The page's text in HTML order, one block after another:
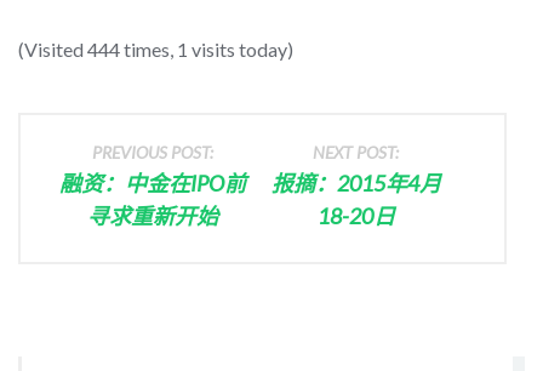
(Visited 444 times, 1 visits today)
PREVIOUS POST:
融资：中金在IPO前
寻求重新开始
NEXT POST:
报摘：2015年4月
18-20日